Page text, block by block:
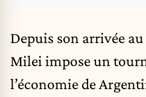
Depuis son arrivée
Milei impose un
l’économie de